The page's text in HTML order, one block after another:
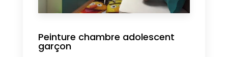
Peinture chambre adolescent
garçon